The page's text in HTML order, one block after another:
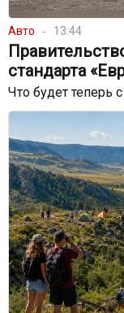
Авто 13:44
стандарта
Что будет теперь